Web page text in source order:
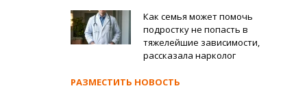
Как семья может помочь
подростку не попасть в
тяжелейшие зависимости,
рассказала нарколог
РАЗМЕСТИТЬ НОВОСТЬ